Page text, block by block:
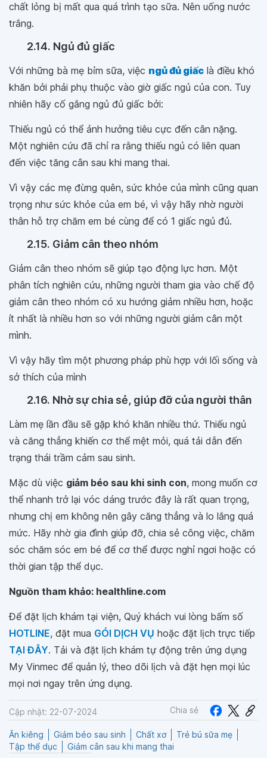
chất lỏng bị mất qua quá trình tạo sữa. Nên uống nước
trắng.
2.14. Ngủ đủ giấc
Với những bà mẹ bỉm sữa, việc ngủ đủ giấc là điều khó
khăn bởi phải phụ thuộc vào giờ giấc ngủ của con. Tuy
nhiên hãy cố gắng ngủ đủ giấc bởi:
Thiếu ngủ có thể ảnh hưởng tiêu cực đến cân nặng.
Một nghiên cứu đã chỉ ra rằng thiếu ngủ có liên quan
đến việc tăng cân sau khi mang thai.
Vì vậy các mẹ đừng quên, sức khỏe của mình cũng quan
trọng như sức khỏe của em bé, vì vậy hãy nhờ người
thân hỗ trợ chăm em bé cùng để có 1 giấc ngủ đủ.
2.15. Giảm cân theo nhóm
Giảm cân theo nhóm sẽ giúp tạo động lực hơn. Một
phân tích nghiên cứu, những người tham gia vào chế độ
giảm cân theo nhóm có xu hướng giảm nhiều hơn, hoặc
ít nhất là nhiều hơn so với những người giảm cân một
mình.
Vì vậy hãy tìm một phương pháp phù hợp với lối sống và
sở thích của mình
2.16. Nhờ sự chia sẻ, giúp đỡ của người thân
Làm mẹ lần đầu sẽ gặp khó khăn nhiều thứ. Thiếu ngủ
và căng thẳng khiến cơ thể mệt mỏi, quá tải dẫn đến
trạng thái trầm cảm sau sinh.
Mặc dù việc giảm béo sau khi sinh con, mong muốn cơ
thể nhanh trở lại vóc dáng trước đây là rất quan trọng,
nhưng chị em không nên gây căng thẳng và lo lắng quá
mức. Hãy nhờ gia đình giúp đỡ, chia sẻ công việc, chăm
sóc chăm sóc em bé để cơ thể được nghỉ ngơi hoặc có
thời gian tập thể dục.
Nguồn tham khảo: healthline.com
Để đặt lịch khám tại viện, Quý khách vui lòng bấm số
HOTLINE, đặt mua GÓI DỊCH VỤ hoặc đặt lịch trực tiếp
TẠI ĐÂY. Tải và đặt lịch khám tự động trên ứng dụng
My Vinmec để quản lý, theo dõi lịch và đặt hẹn mọi lúc
mọi nơi ngay trên ứng dụng.
Cập nhật: 22-07-2024 Chia sẻ
Ăn kiêng Giảm béo sau sinh Chất xơ
Trẻ bú sữa mẹ
Tập thể dục
Giảm cân sau khi mang thai